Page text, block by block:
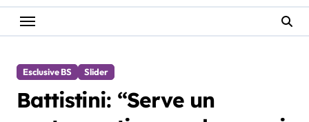
Esclusive BS Slider
Battistini: “Serve un